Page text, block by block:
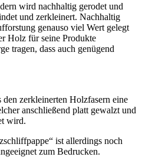
wird nachhaltig gerodet und
und zerkleinert. Nachhaltig
genauso viel Wert gelegt
Holz für seine Produkte
tragen, dass auch genügend
zerkleinerten Holzfasern eine
anschließend platt gewalzt und
wird.
ist allerdings noch
zum Bedrucken.